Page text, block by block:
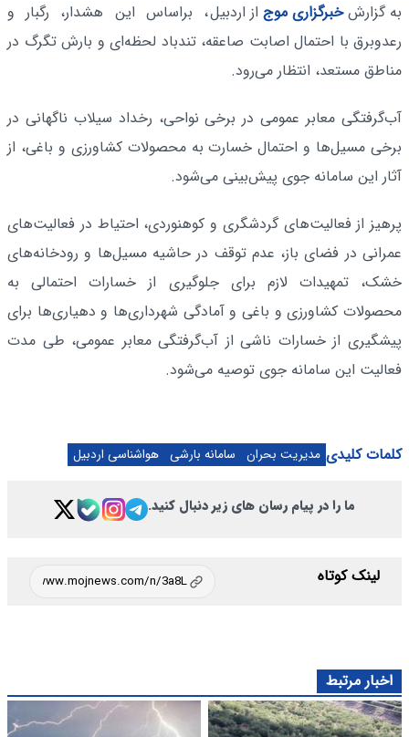
به گزارشخبرگزاری موج از اردبیل، براساس این هشدار، رگبار و
رعدوبرق با احتمال اصابت صاعقه، تندباد لحظه‌ای و بارش تگرگ در
مناطق مستعد، انتظار می‌رود.
آب‌گرفتگی معابر عمومی در برخی نواحی، رخداد سیلاب ناگهانی در
برخی مسیل‌ها و احتمال خسارت به محصولات کشاورزی و باغی، از
آثار این سامانه جوی پیش‌بینی می‌شود.
پرهیز از فعالیت‌های گردشگری و کوهنوردی، احتیاط در فعالیت‌های
عمرانی در فضای باز، عدم توقف در حاشیه مسیل‌ها و رودخانه‌های
خشک، تمهیدات لازم برای جلوگیری از خسارات احتمالی به
محصولات کشاورزی و باغی و آمادگی شهرداری‌ها و دهیاری‌ها برای
پیشگیری از خسارات ناشی از آب‌گرفتگی معابر عمومی، طی مدت
فعالیت این سامانه جوی توصیه می‌شود.
کلمات کلیدی مدیریت بحران سامانه بارشی هواشناسی اردبیل
ما را در پیام رسان های زیر دنبال کنید.
لینک کوتاه
اخبار مرتبط